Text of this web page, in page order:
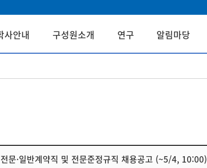
사안내 구성원소개 연구 알림마당
문·일반계약직 및 전문준정규직 채용공고 (~5/4, 10:00)